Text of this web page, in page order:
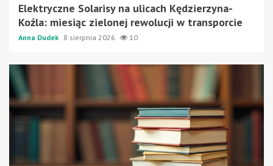
Elektryczne Solarisy na ulicach Kędzierzyna-
Koźla: miesiąc zielonej rewolucji w transporcie
Anna Dudek 8 sierpnia 2026 10